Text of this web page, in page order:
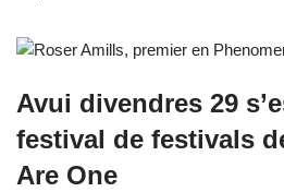
Avui divendres 29
festival de festivals
Are One